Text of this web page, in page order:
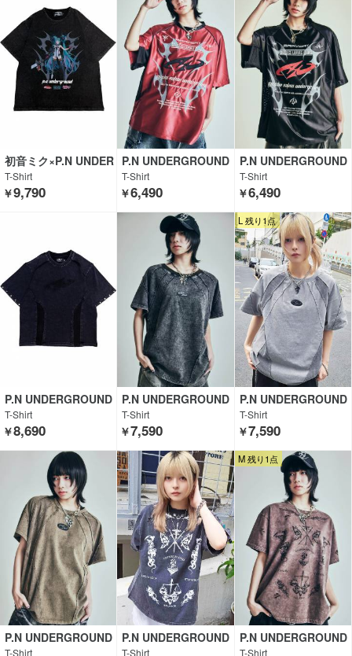
初音ミク×P.N UNDER
GROUND
T-Shirt
￥9,790
P.N UNDERGROUND
T-Shirt
￥6,490
P.N UNDERGROUND
T-Shirt
￥6,490
P.N UNDERGROUND
T-Shirt
￥8,690
P.N UNDERGROUND
T-Shirt
￥7,590
L 残り1点
P.N UNDERGROUND
T-Shirt
￥7,590
P.N UNDERGROUND
T-Shirt
P.N UNDERGROUND
T-Shirt
M 残り1点
P.N UNDERGROUND
T-Shirt